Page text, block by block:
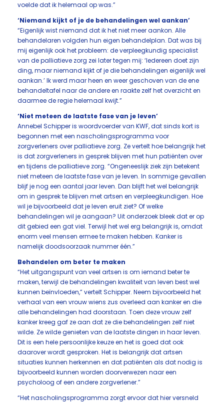
voelde dat ik helemaal op was.”
‘Niemand kijkt of je de behandelingen wel aankan’
“Eigenlijk wist niemand dat ik het niet meer aankon. Alle
behandelaren volgden hun eigen behandelplan. Dat was bij
mij eigenlijk ook het probleem: de verpleegkundig specialist
van de palliatieve zorg zei later tegen mij: ‘Iedereen doet zijn
ding, maar niemand kijkt of je die behandelingen eigenlijk wel
aankan.’ Ik werd maar heen en weer geschoven van de ene
behandeltafel naar de andere en raakte zelf het overzicht en
daarmee de regie helemaal kwijt.”
‘Niet meteen de laatste fase van je leven’
Annebel Schipper is woordvoerder van KWF, dat sinds kort is
begonnen met een nascholingsprogramma voor
zorgverleners over palliatieve zorg. Ze vertelt hoe belangrijk het
is dat zorgverleners in gesprek blijven met hun patiënten over
en tijdens de palliatieve zorg. “Ongeneeslijk ziek zijn betekent
niet meteen de laatste fase van je leven. In sommige gevallen
blijf je nog een aantal jaar leven. Dan blijft het wel belangrijk
om in gesprek te blijven met artsen en verpleegkundigen. Hoe
wil je bijvoorbeeld dat je leven eruit ziet? Of welke
behandelingen wil je aangaan? Uit onderzoek bleek dat er op
dit gebied een gat viel. Terwijl het wel erg belangrijk is, omdat
enorm veel mensen ermee te maken hebben. Kanker is
namelijk doodsoorzaak nummer één.”
Behandelen om beter te maken
“Het uitgangspunt van veel artsen is om iemand beter te
maken, terwijl de behandelingen kwaliteit van leven best wel
kunnen beïnvloeden,” vertelt Schipper. Neem bijvoorbeeld het
verhaal van een vrouw wiens zus overleed aan kanker en die
alle behandelingen had doorstaan. Toen deze vrouw zelf
kanker kreeg gaf ze aan dat ze die behandelingen zelf niet
wilde. Ze wilde genieten van de laatste dingen in haar leven.
Dit is een hele persoonlijke keuze en het is goed dat ook
daarover wordt gesproken. Het is belangrijk dat artsen
situaties kunnen herkennen en dat patiënten als dat nodig is
bijvoorbeeld kunnen worden doorverwezen naar een
psycholoog of een andere zorgverlener.”
“Het nascholingsprogramma zorgt ervoor dat hier versneld